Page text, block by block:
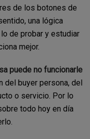
de los botones de
una lógica
de probar y estudiar
mejor.
puede no funcionarle
del buyer persona, del
o servicio. Por lo
todo hoy en día